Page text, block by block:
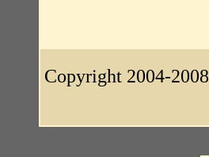
Copyright 2004-2008